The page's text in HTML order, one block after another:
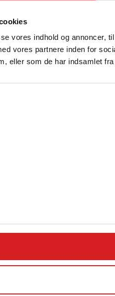
vores indhold og annoncer,
vores partnere inden for
eller som de har indsamlet